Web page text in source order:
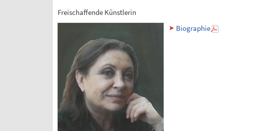
Freischaffende Künstlerin
Biographie